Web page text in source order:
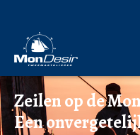
Zeilen op de
Een